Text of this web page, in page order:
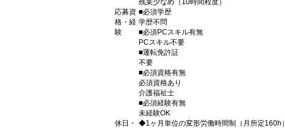
残業少なめ（10時間程度）
応募資
格・経
験
■必須学歴
学歴不問
■必須PCスキル有無
PCスキル不要
■運転免許証
不要
■必須資格有無
必須資格あり
介護福祉士
■必須経験有無
未経験OK
休日・
◆1ヶ月単位の変形労働時間制（月所定160h）